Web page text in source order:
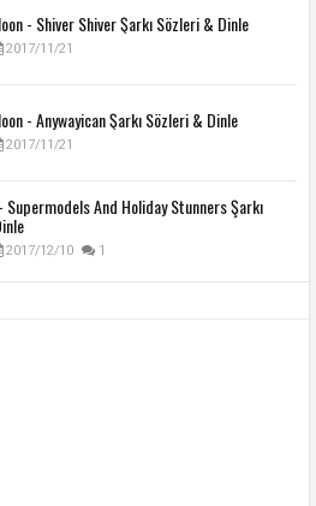
- Shiver Shiver Şarkı Sözleri & Dinle
2017/11/21
- Anywayican Şarkı Sözleri & Dinle
2017/11/21
Supermodels And Holiday Stunners Şarkı
2017/12/10 1